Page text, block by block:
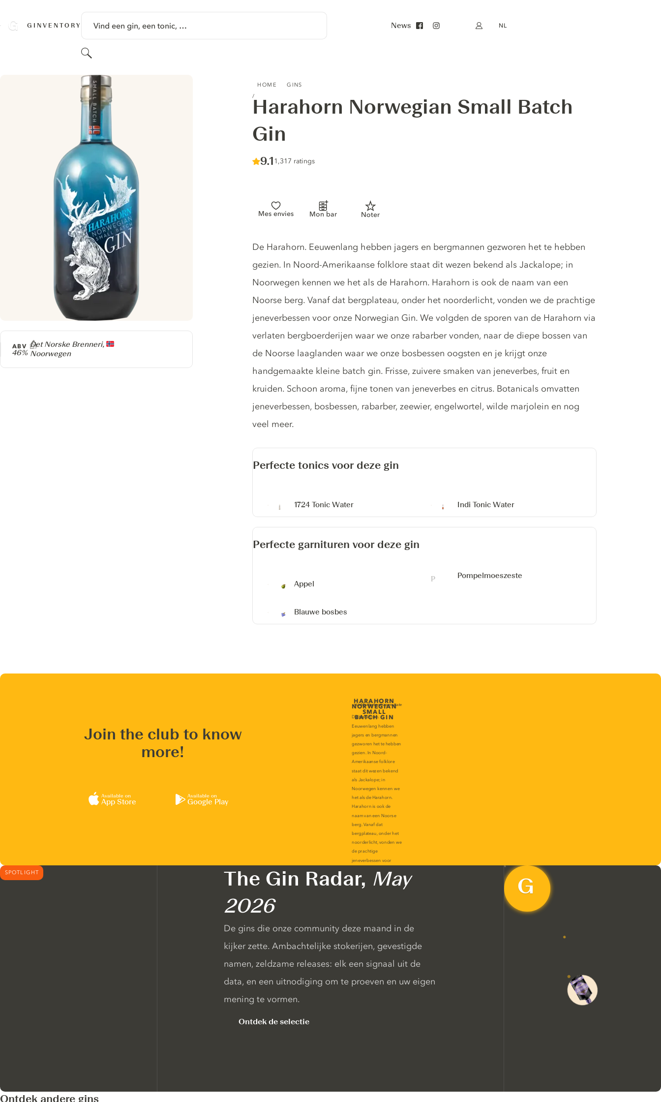
GINVENTORY Vind een gin, een tonic, …
Zoeken
News Mijn account
NL
HOME GINS
Harahorn Norwegian Small Batch
Gin
Score :
9.1/ 10
1,317 ratings
Mes envies Mon bar Noter
Producer
Det Norske Brenneri,
Noorwegen
ABV
46%
Gin description
De Harahorn. Eeuwenlang hebben jagers en bergmannen gezworen het te hebben
gezien. In Noord-Amerikaanse folklore staat dit wezen bekend als Jackalope; in
Noorwegen kennen we het als de Harahorn. Harahorn is ook de naam van een
Noorse berg. Vanaf dat bergplateau, onder het noorderlicht, vonden we de prachtige
jeneverbessen voor onze Norwegian Gin. We volgden de sporen van de Harahorn via
verlaten bergboerderijen waar we onze rabarber vonden, naar de diepe bossen van
de Noorse laaglanden waar we onze bosbessen oogsten en je krijgt onze
handgemaakte kleine batch gin. Frisse, zuivere smaken van jeneverbes, fruit en
kruiden. Schoon aroma, fijne tonen van jeneverbes en citrus. Botanicals omvatten
jeneverbessen, bosbessen, rabarber, zeewier, engelwortel, wilde marjolein en nog
veel meer.
Perfecte tonics voor deze gin
1724 Tonic Water Indi Tonic Water
Perfecte garnituren voor deze gin
Appel
Pompelmoeszeste
Blauwe bosbes
Join the club to know
more!
Available on
App Store
Available on
Google Play
SPOTLIGHT The Gin Radar, May
2026
De gins die onze community deze maand in de
kijker zette. Ambachtelijke stokerijen, gevestigde
namen, zeldzame releases: elk een signaal uit de
data, en een uitnodiging om te proeven en uw eigen
mening te vormen.
Ontdek de selectie
Ontdek andere gins